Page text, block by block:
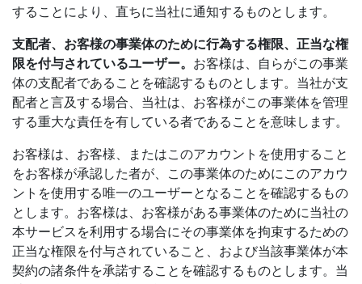
することにより、直ちに当社に通知するものとします。
支配者、お客様の事業体のために行為する権限、正当な権
限を付与されているユーザー。 お客様は、自らがこの事業
体の支配者であることを確認するものとします。当社が支
配者と言及する場合、当社は、お客様がこの事業体を管理
する重大な責任を有している者であることを意味します。
お客様は、お客様、またはこのアカウントを使用すること
をお客様が承認した者が、この事業体のためにこのアカウ
ントを使用する唯一のユーザーとなることを確認するもの
とします。お客様は、お客様がある事業体のために当社の
本サービスを利用する場合にその事業体を拘束するための
正当な権限を付与されていること、および当該事業体が本
契約の諸条件を承諾することを確認するものとします。当